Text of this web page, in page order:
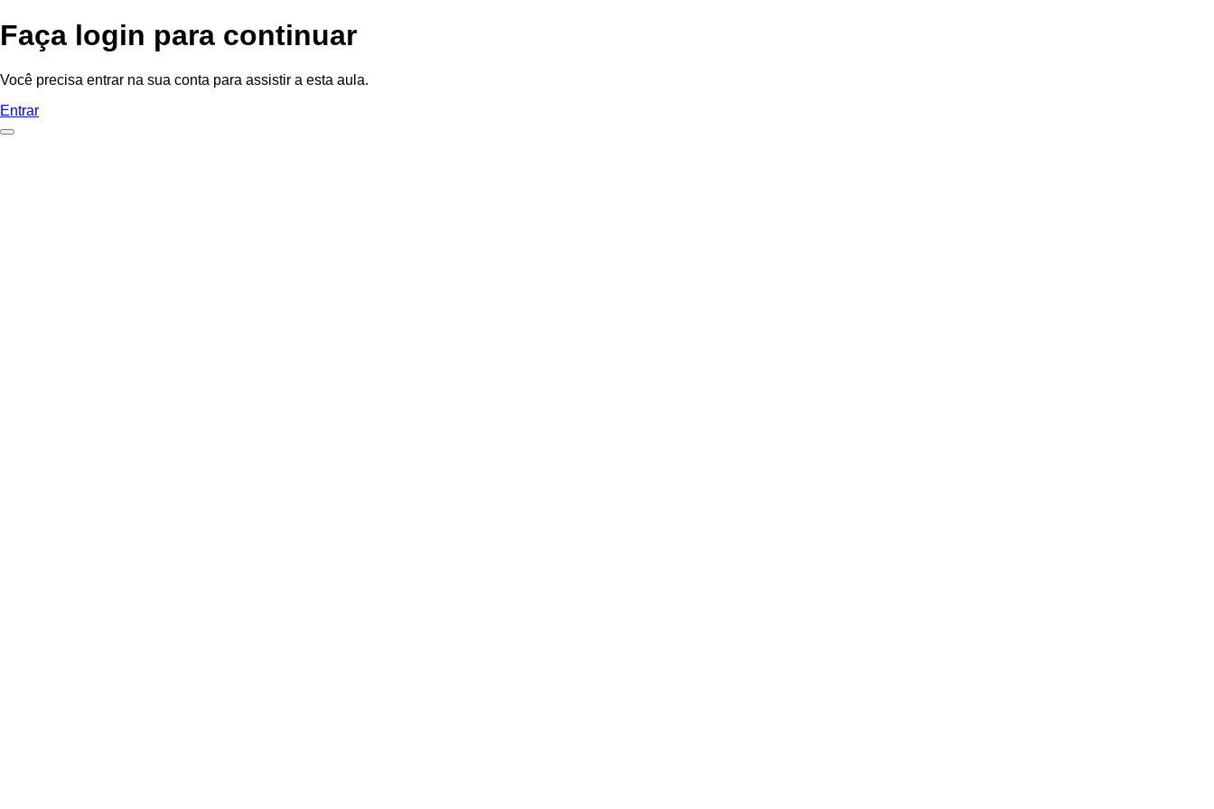
Faça login para continuar
Você precisa entrar na sua conta para assistir a esta aula.
Entrar